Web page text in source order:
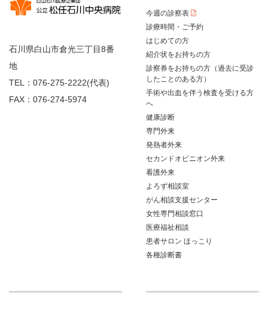
石川県白山市倉光三丁目8番
地
TEL：076-275-2222(代表)
FAX：076-274-5974
今週の診察表
診療時間・ご予約
はじめての方
紹介状をお持ちの方
診察券をお持ちの方（過去に受診
したことのある方）
手術や出血を伴う検査を受ける方
へ
健康診断
専門外来
発熱者外来
セカンドオピニオン外来
看護外来
よろず相談室
がん相談支援センター
女性専門相談窓口
医療福祉相談
患者サロン ほっこり
各種診断書